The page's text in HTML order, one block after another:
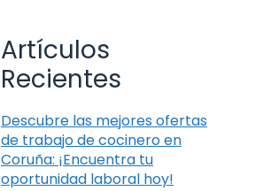
Artículos
Recientes
Descubre las mejores ofertas
de trabajo de cocinero en
Coruña: ¡Encuentra tu
oportunidad laboral hoy!